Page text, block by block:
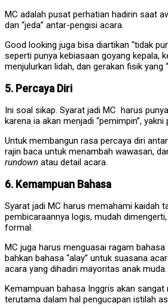
MC adalah pusat perhatian hadirin saat
dan “jeda” antar-pengisi acara.
Good looking juga bisa diartikan “tidak
seperti punya kebiasaan goyang kepala,
menjulurkan lidah, dan gerakan fisik yang
5. Percaya Diri
Ini soal sikap. Syarat jadi MC harus
karena ia akan menjadi “pemimpin”,
Untuk membangun rasa percaya diri
rajin baca untuk menambah wawasan,
rundown atau detail acara.
6. Kemampuan Bahasa
Syarat jadi MC harus memahami kaidah
pembicaraannya logis, mudah
formal.
MC juga harus menguasai ragam bahasa
bahkan bahasa “alay” untuk suasana
acara yang dihadiri mayoritas anak muda.
Kemampuan bahasa Inggris akan
terutama dalam hal pengucapan istilah